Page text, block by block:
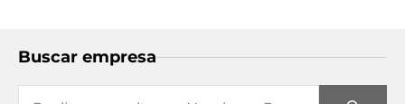
Buscar empresa